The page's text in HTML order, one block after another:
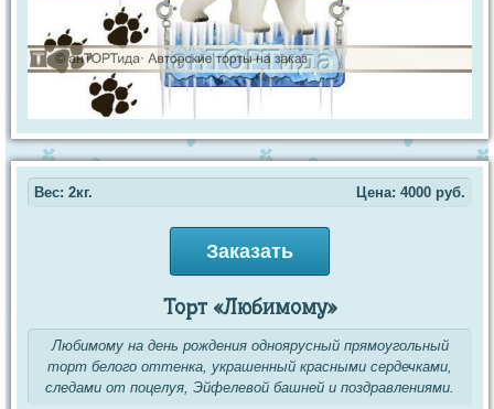
Вес: 2кг. Цена: 4000 руб.
Заказать
Торт «Любимому»
Любимому на день рождения одноярусный прямоугольный
торт белого оттенка, украшенный красными сердечками,
следами от поцелуя, Эйфелевой башней и поздравлениями.